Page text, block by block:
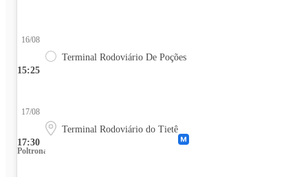
15:25
16/08
Terminal Rodoviário De Poções
17:30
17/08
Terminal Rodoviário do Tietê
Poltrona